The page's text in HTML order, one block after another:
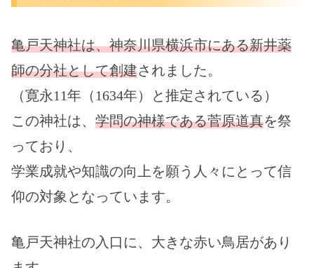
亀戸天神社は、神奈川県横浜市にある新井薬
師の分社として創建されました。
（寛永11年（1634年）と推定されている）
この神社は、 学問の神様である菅原道真を祭
っており、
学業成就や知識の向上を願う人々にとって信
仰の対象となっています。
亀戸天神社の入口に、大きな赤い鳥居があり